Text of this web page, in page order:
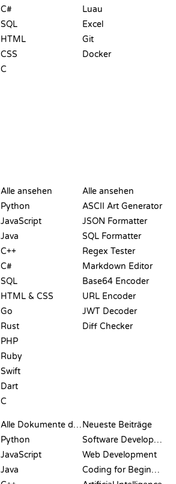
C#
SQL
HTML
CSS
C
Luau
Excel
Git
Docker
Alle ansehen
Python
JavaScript
Java
C++
C#
SQL
HTML & CSS
Go
Rust
PHP
Ruby
Swift
Dart
C
Alle ansehen
ASCII Art Generator
JSON Formatter
SQL Formatter
Regex Tester
Markdown Editor
Base64 Encoder
URL Encoder
JWT Decoder
Diff Checker
Alle Dokumente durchsuchen
Python
JavaScript
Java
Neueste Beiträge
Software Development
Web Development
Coding for Beginners